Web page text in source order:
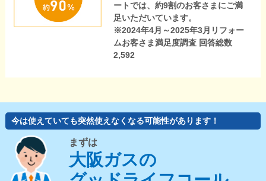
ートでは、約9割のお客さまにご満
足いただいています。
※2024年4月～2025年3月リフォー
ムお客さま満足度調査 回答総数
2,592
今は使えていても突然使えなくなる可能性があります！
まずは
大阪ガスの